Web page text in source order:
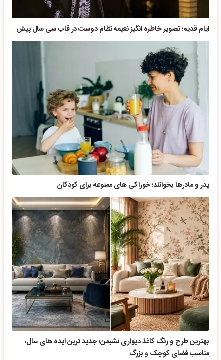
ایام قدیم؛ تصویر خاطره انگیز نعیمه نظام دوست در قاب سی سال پیش
پدر و مادرها بخوانند؛ خوراکی های ممنوعه برای کودکان
بهترین طرح و رنگ کاغذ دیواری نشیمن؛ جدید ترین ایده های سال،
مناسب فضای کوچک و بزرگ